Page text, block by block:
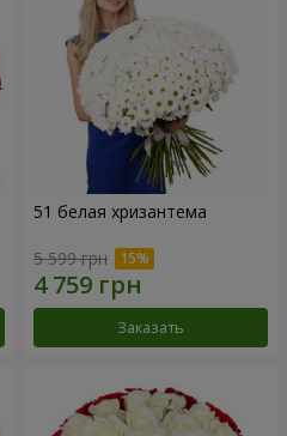
51 белая хризантема
5 599 грн
Заказать